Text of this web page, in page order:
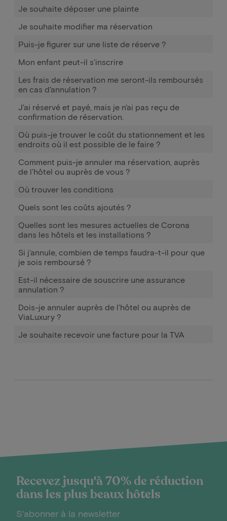
Je souhaite déposer une plainte
Je souhaite modifier ma réservation
Puis-je figurer sur une liste de réserve ?
Mon enfant peut-il s'inscrire
Les frais de réservation me seront-ils remboursés
en cas d'annulation ?
J'ai réservé et payé, mais je n'ai pas reçu de
confirmation de réservation.
Où puis-je trouver le coût du stationnement et les
endroits où il est possible de le faire ?
Comment puis-je annuler ma réservation, auprès
de l'hôtel ou auprès de vous ?
Où trouver les conditions
Quels sont les coûts ajoutés ?
Quelles sont les mesures actuelles de Corona
dans les hôtels et les installations ?
Si j'annule, combien de temps faudra-t-il pour que
je sois remboursé ?
Est-il nécessaire de souscrire une assurance
annulation ?
Dois-je annuler auprès de l'hôtel ou auprès de
ViaLuxury ?
Je souhaite recevoir une facture pour la TVA
Recevez jusqu'à 70% de réduction
dans les plus beaux hôtels
S'abonner à la newsletter